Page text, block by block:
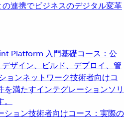
連携でビジネスのデジタル変革
Platform 入門基礎コース：公
ザイン、ビルド、デプロイ、管
ョンネットワーク技術者向けコ
満たすインテグレーションソリ
ション技術者向けコース：実際の